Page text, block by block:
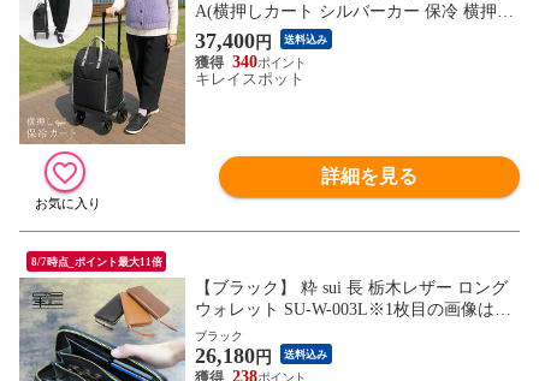
A(横押しカート シルバーカー 保冷 横押し
カート 高齢者 キャリーカート)
37,400円 送料込み
340
キレイスポット
詳細を見る
8/7時点_ポイント最大11倍
【ブラック】 粋 sui 長 栃木レザー ロング
ウォレット SU-W-003L※1枚目の画像は代
表イメージのため色・柄が異なる場合がご
ざいます。2枚目以降で色・柄をご確認下
さい。
ブラック
26,180円 送料込み
238